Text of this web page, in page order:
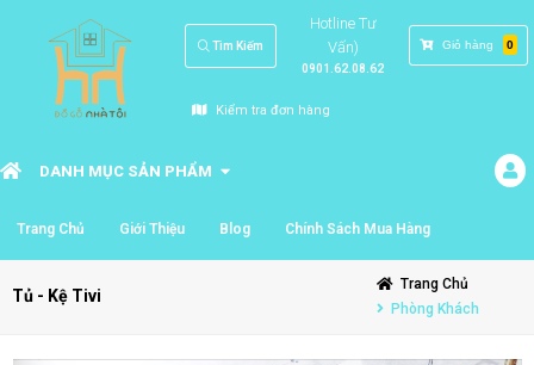
Tìm Kiếm
Hotline Tư
Vấn)
0901.62.08.62
Giỏ hàng 0
Kiểm tra đơn hàng
DANH MỤC SẢN PHẨM
Trang Chủ Giới Thiệu Blog Chính Sách Mua Hàng
Tủ - Kệ Tivi
Trang Chủ
Phòng Khách